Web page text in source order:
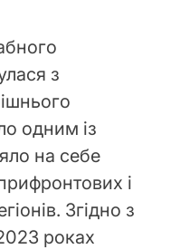
з
одним із
на себе
і
Згідно з
роках